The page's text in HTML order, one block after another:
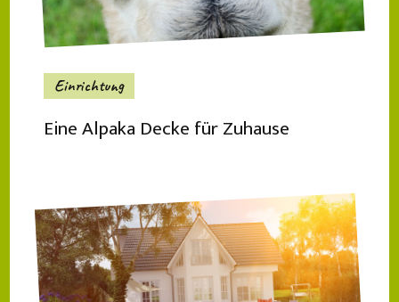
Einrichtung
Eine Alpaka Decke für Zuhause